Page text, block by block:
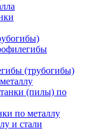
(трубогибы)
(пилы) по
по металлу
и стали